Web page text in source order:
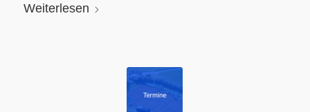
Weiterlesen